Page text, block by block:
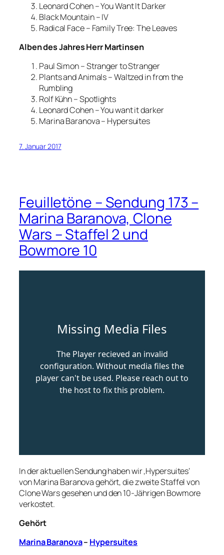
Leonard Cohen – You Want It Darker
Black Mountain – IV
Radical Face – Family Tree: The Leaves
Alben des Jahres Herr Martinsen
Paul Simon – Stranger to Stranger
Plants and Animals – Waltzed in from the
Rumbling
Rolf Kühn – Spotlights
Leonard Cohen – You want it darker
Marina Baranova – Hypersuites
7. Januar 2017
Feuilletöne – Sendung 173 –
Marina Baranova, Clone
Wars – Staffel 2 und
Bowmore 10
In der aktuellen Sendung haben wir ‚Hypersuites‘
von Marina Baranova gehört, die zweite Staffel von
Clone Wars gesehen und den 10-Jährigen Bowmore
verkostet.
Gehört
Marina Baranova– Hypersuites